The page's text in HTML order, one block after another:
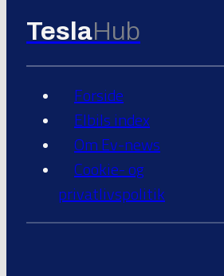
TeslaHub
Forside
Elbils index
Om Ev-news
Cookie- og
privatlivspolitik